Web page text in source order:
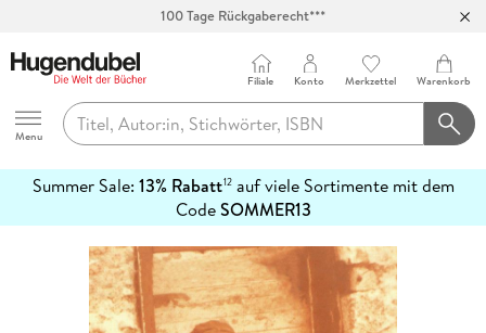
100 Tage Rückgaberecht***
Hugendubel
Menu
Filiale Konto Merkzettel Warenkorb
Summer Sale: 13% Rabatt12auf viele Sortimente mit dem
CodeSOMMER13
erfahren